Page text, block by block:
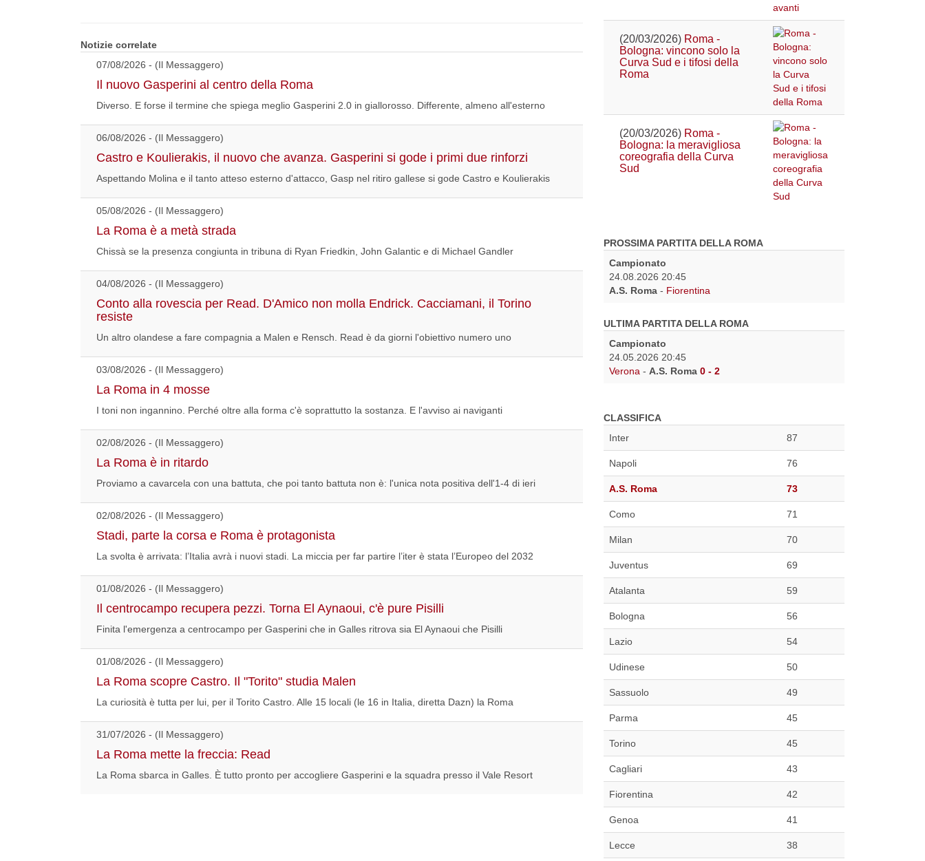
Notizie correlate
07/08/2026 - (Il Messaggero)
Il nuovo Gasperini al centro della Roma
Diverso. E forse il termine che spiega meglio Gasperini 2.0 in giallorosso. Differente, almeno all'esterno
06/08/2026 - (Il Messaggero)
Castro e Koulierakis, il nuovo che avanza. Gasperini si gode i primi due rinforzi
Aspettando Molina e il tanto atteso esterno d'attacco, Gasp nel ritiro gallese si gode Castro e Koulierakis
05/08/2026 - (Il Messaggero)
La Roma è a metà strada
Chissà se la presenza congiunta in tribuna di Ryan Friedkin, John Galantic e di Michael Gandler
04/08/2026 - (Il Messaggero)
Conto alla rovescia per Read. D'Amico non molla Endrick. Cacciamani, il Torino
resiste
Un altro olandese a fare compagnia a Malen e Rensch. Read è da giorni l'obiettivo numero uno
03/08/2026 - (Il Messaggero)
La Roma in 4 mosse
I toni non ingannino. Perché oltre alla forma c'è soprattutto la sostanza. E l'avviso ai naviganti
02/08/2026 - (Il Messaggero)
La Roma è in ritardo
Proviamo a cavarcela con una battuta, che poi tanto battuta non è: l'unica nota positiva dell'1-4 di ieri
02/08/2026 - (Il Messaggero)
Stadi, parte la corsa e Roma è protagonista
La svolta è arrivata: l’Italia avrà i nuovi stadi. La miccia per far partire l’iter è stata l’Europeo del 2032
01/08/2026 - (Il Messaggero)
Il centrocampo recupera pezzi. Torna El Aynaoui, c'è pure Pisilli
Finita l'emergenza a centrocampo per Gasperini che in Galles ritrova sia El Aynaoui che Pisilli
01/08/2026 - (Il Messaggero)
La Roma scopre Castro. Il "Torito" studia Malen
La curiosità è tutta per lui, per il Torito Castro. Alle 15 locali (le 16 in Italia, diretta Dazn) la Roma
31/07/2026 - (Il Messaggero)
La Roma mette la freccia: Read
La Roma sbarca in Galles. È tutto pronto per accogliere Gasperini e la squadra presso il Vale Resort
(20/03/2026) Roma -
Bologna: vincono solo la
Curva Sud e i tifosi della
Roma
(20/03/2026) Roma -
Bologna: la meravigliosa
coreografia della Curva
Sud
PROSSIMA PARTITA DELLA ROMA
Campionato
24.08.2026 20:45
A.S. Roma - Fiorentina
ULTIMA PARTITA DELLA ROMA
Campionato
24.05.2026 20:45
Verona - A.S. Roma 0 - 2
CLASSIFICA
Inter
87
Napoli 76
A.S. Roma 73
Como 71
Milan 70
Juventus 69
Atalanta 59
Bologna 56
Lazio 54
Udinese 50
Sassuolo 49
Parma 45
Torino 45
Cagliari 43
Fiorentina 42
Genoa 41
Lecce 38